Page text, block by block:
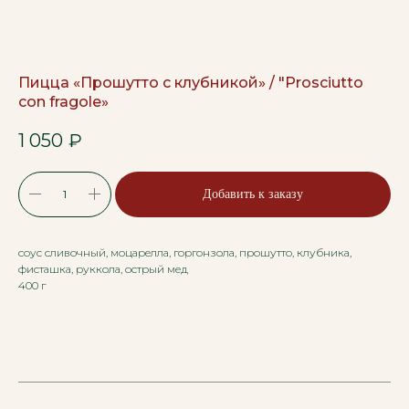
Пицца «Прошутто с клубникой» / "Prosciutto
con fragole»
1 050 ₽
Добавить к заказу
соус сливочный, моцарелла, горгонзола, прошутто, клубника,
фисташка, руккола, острый мед
400 г